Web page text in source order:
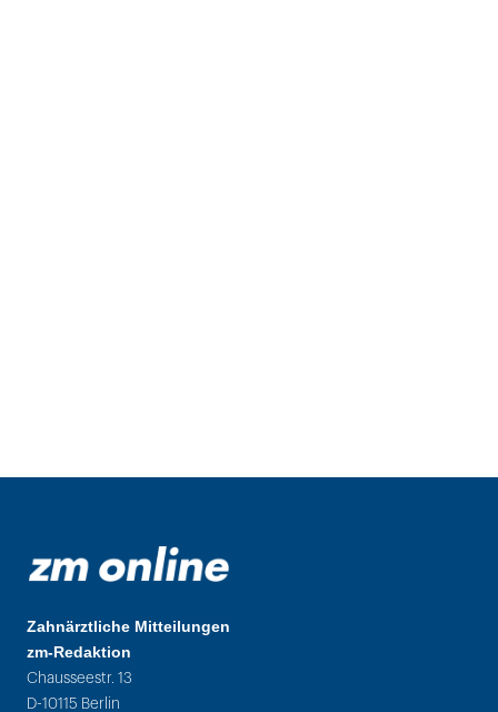
Zahnärztliche Mitteilungen
zm-Redaktion
Chausseestr. 13
D-10115 Berlin